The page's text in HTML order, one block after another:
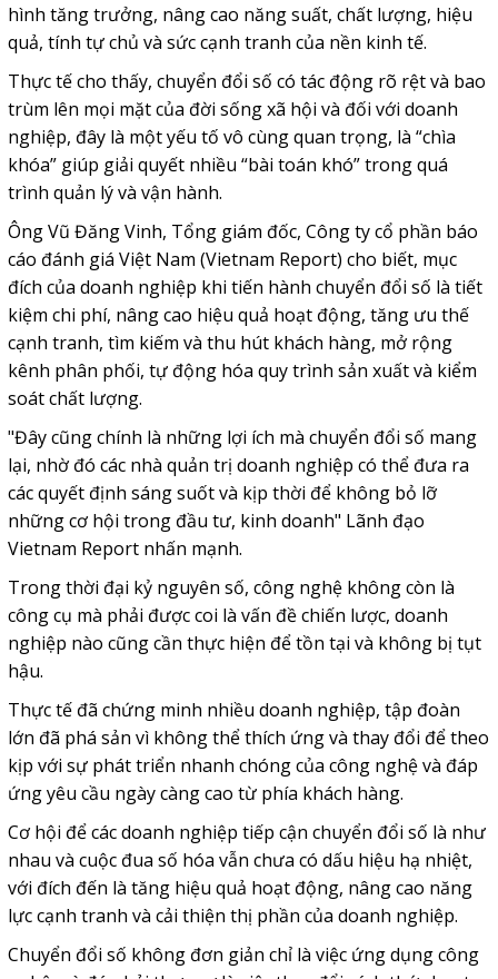
hình tăng trưởng, nâng cao năng suất, chất lượng, hiệu
quả, tính tự chủ và sức cạnh tranh của nền kinh tế.
Thực tế cho thấy, chuyển đổi số có tác động rõ rệt và bao
trùm lên mọi mặt của đời sống xã hội và đối với doanh
nghiệp, đây là một yếu tố vô cùng quan trọng, là “chìa
khóa” giúp giải quyết nhiều “bài toán khó” trong quá
trình quản lý và vận hành.
Ông Vũ Đăng Vinh, Tổng giám đốc, Công ty cổ phần báo
cáo đánh giá Việt Nam (Vietnam Report) cho biết, mục
đích của doanh nghiệp khi tiến hành chuyển đổi số là tiết
kiệm chi phí, nâng cao hiệu quả hoạt động, tăng ưu thế
cạnh tranh, tìm kiếm và thu hút khách hàng, mở rộng
kênh phân phối, tự động hóa quy trình sản xuất và kiểm
soát chất lượng.
"Đây cũng chính là những lợi ích mà chuyển đổi số mang
lại, nhờ đó các nhà quản trị doanh nghiệp có thể đưa ra
các quyết định sáng suốt và kịp thời để không bỏ lỡ
những cơ hội trong đầu tư, kinh doanh" Lãnh đạo
Vietnam Report nhấn mạnh.
Trong thời đại kỷ nguyên số, công nghệ không còn là
công cụ mà phải được coi là vấn đề chiến lược, doanh
nghiệp nào cũng cần thực hiện để tồn tại và không bị tụt
hậu.
Thực tế đã chứng minh nhiều doanh nghiệp, tập đoàn
lớn đã phá sản vì không thể thích ứng và thay đổi để theo
kịp với sự phát triển nhanh chóng của công nghệ và đáp
ứng yêu cầu ngày càng cao từ phía khách hàng.
Cơ hội để các doanh nghiệp tiếp cận chuyển đổi số là như
nhau và cuộc đua số hóa vẫn chưa có dấu hiệu hạ nhiệt,
với đích đến là tăng hiệu quả hoạt động, nâng cao năng
lực cạnh tranh và cải thiện thị phần của doanh nghiệp.
Chuyển đổi số không đơn giản chỉ là việc ứng dụng công